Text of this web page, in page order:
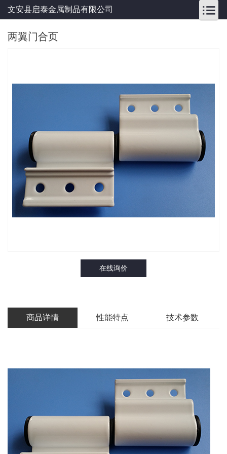
文安县启泰金属制品有限公司
两翼门合页
在线询价
商品详情 性能特点 技术参数